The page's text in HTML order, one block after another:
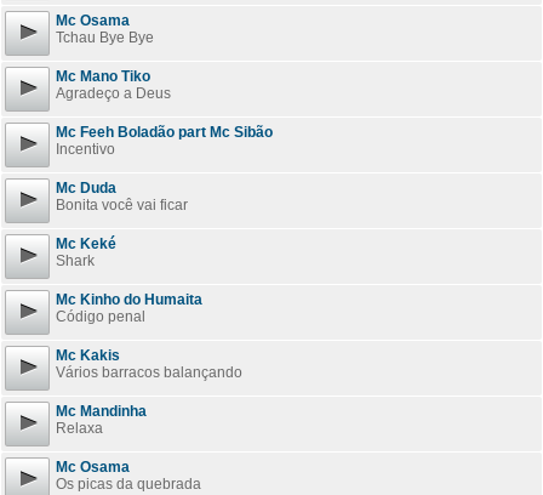
Mc Osama
Tchau Bye Bye
Mc Mano Tiko
Agradeço a Deus
Mc Feeh Boladão part Mc Sibão
Incentivo
Mc Duda
Bonita você vai ficar
Mc Keké
Shark
Mc Kinho do Humaita
Código penal
Mc Kakis
Vários barracos balançando
Mc Mandinha
Relaxa
Mc Osama
Os picas da quebrada